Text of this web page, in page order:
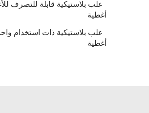
علب بلاستيكية قابلة للتصرف
أغطية
علب بلاستيكية ذات استخدام
أغطية